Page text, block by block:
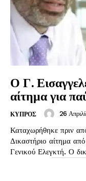
Ο Γ.
αίτημα για
ΚΥΠΡΟΣ 26
Καταχωρήθηκε πριν
Δικαστήριο αίτημα από τον Γενικό Εισαγγελέα, για παύση του